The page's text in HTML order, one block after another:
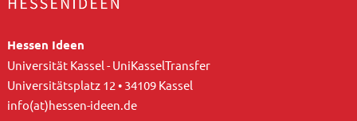
Hessen Ideen
Universität Kassel - UniKasselTransfer
Universitätsplatz 12 • 34109 Kassel
info(at)hessen-ideen.de